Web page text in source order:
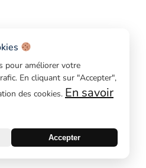
pour améliorer votre
En cliquant sur "Accepter",
des cookies. En savoir
Accepter